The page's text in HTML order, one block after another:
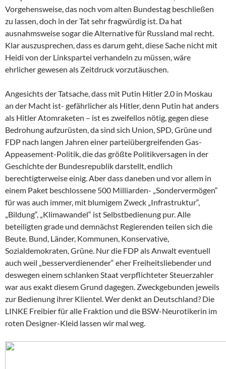
Vorgehensweise, das noch vom alten Bundestag beschließen
zu lassen, doch in der Tat sehr fragwürdig ist. Da hat
ausnahmsweise sogar die Alternative für Russland mal recht.
Klar auszusprechen, dass es darum geht, diese Sache nicht mit
Heidi von der Linkspartei verhandeln zu müssen, wäre
ehrlicher gewesen als Zeitdruck vorzutäuschen.
Angesichts der Tatsache, dass mit Putin Hitler 2.0 in Moskau
an der Macht ist- gefährlicher als Hitler, denn Putin hat anders
als Hitler Atomraketen – ist es zweifellos nötig, gegen diese
Bedrohung aufzurüsten, da sind sich Union, SPD, Grüne und
FDP nach langen Jahren einer parteiübergreifenden Gas-
Appeasement-Politik, die das größte Politikversagen in der
Geschichte der Bundesrepublik darstellt, endlich
berechtigterweise einig. Aber dass daneben und vor allem in
einem Paket beschlossene 500 Milliarden- „Sondervermögen“
für was auch immer, mit blumigem Zweck „Infrastruktur“,
„Bildung“, „Klimawandel“ ist Selbstbedienung pur. Alle
beteiligten grade und demnächst Regierenden teilen sich die
Beute. Bund, Länder, Kommunen, Konservative,
Sozialdemokraten, Grüne. Nur die FDP als Anwalt eventuell
auch weil „besserverdienender“ eher Freiheitsliebender und
deswegen einem schlanken Staat verpflichteter Steuerzahler
war aus exakt diesem Grund dagegen. Zweckgebunden jeweils
zur Bedienung ihrer Klientel. Wer denkt an Deutschland? Die
LINKE Freibier für alle Fraktion und die BSW-Neurotikerin im
roten Designer-Kleid lassen wir mal weg.